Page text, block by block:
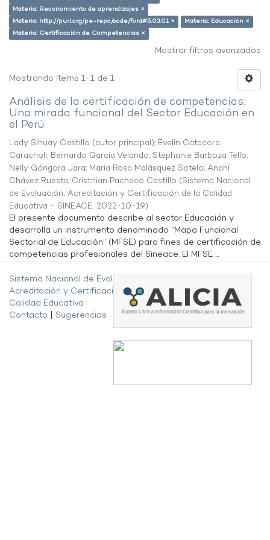
Materia: Reconomiento de aprendizajes ×
Materia: http://purl.org/pe-repo/ocde/ford#5.03.01 ×
Materia: Educación ×
Materia: Certificación de Competencias ×
Mostrar filtros avanzados
Mostrando ítems 1-1 de 1
Análisis de la certificación de competencias:
Una mirada funcional del Sector Educación en
el Perú
Lady Sihuay Castillo (autor principal); Evelin Catacora
Caracholi; Bernardo García Velando; Stephanie Barboza Tello;
Nelly Góngora Jara; María Rosa Malásquez Sotelo; Anahí
Chávez Ruesta; Cristhian Pacheco Castillo (Sistema Nacional
de Evaluación, Acreditación y Certificación de la Calidad
Educativa - SINEACE, 2022-10-19)
El presente documento describe al sector Educación y
desarrolla un instrumento denominado “Mapa Funcional
Sectorial de Educación” (MFSE) para fines de certificación de
competencias profesionales del Sineace. El MFSE ...
Sistema Nacional de Evaluación,
Acreditación y Certificación de la
Calidad Educativa
Contacto
Sugerencias